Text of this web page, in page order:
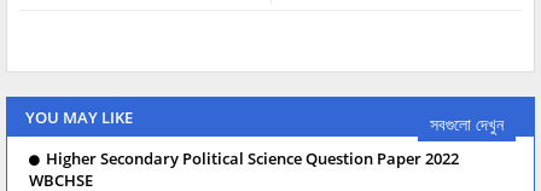
YOU MAY LIKE সবগুলো দেখুন
Higher Secondary Political Science Question Paper 2022
WBCHSE